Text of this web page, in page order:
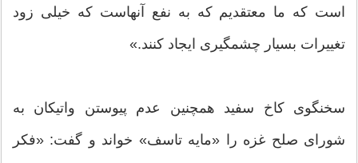
است که ما معتقدیم که به نفع آنهاست که خیلی زود
تغییرات بسیار چشمگیری ایجاد کنند.»
سخنگوی کاخ سفید همچنین عدم پیوستن واتیکان به
شورای صلح غزه را «مایه تاسف» خواند و گفت: «فکر